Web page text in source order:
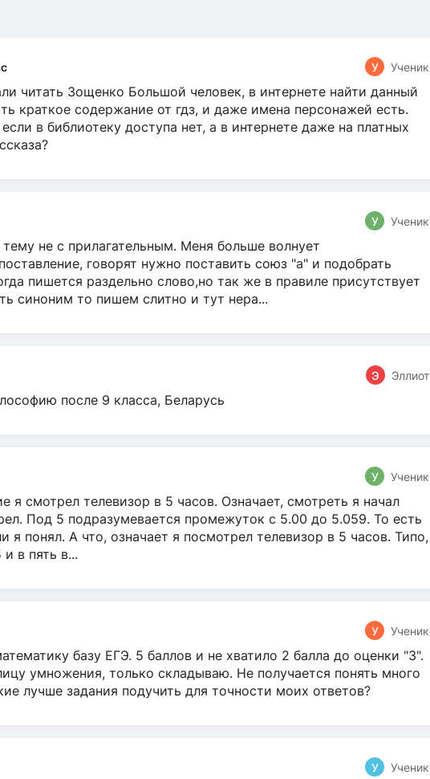
У Ученик
читать Зощенко Большой человек, в интернете найти данный
краткое содержание от гдз, и даже имена персонажей есть.
в библиотеку доступа нет, а в интернете даже на платных
У Ученик
тему не с прилагательным. Меня больше волнует
говорят нужно поставить союз "а" и подобрать
пишется раздельно слово,но так же в правиле присутствует
синоним то пишем слитно и тут нера...
Э Эллиот
после 9 класса, Беларусь
У Ученик
я смотрел телевизор в 5 часов. Означает, смотреть я начал
Под 5 подразумевается промежуток с 5.00 до 5.059. То есть
я понял. А что, означает я посмотрел телевизор в 5 часов. Типо,
в пять в...
У Ученик
базу ЕГЭ. 5 баллов и не хватило 2 балла до оценки "3".
умножения, только складываю. Не получается понять много
лучше задания подучить для точности моих ответов?
У Ученик